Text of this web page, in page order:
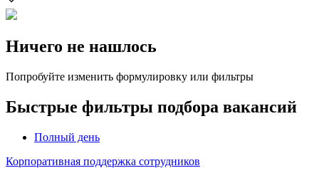
Ничего не нашлось
Попробуйте изменить формулировку или фильтры
Быстрые фильтры подбора вакансий
Полный день
Корпоративная поддержка сотрудников